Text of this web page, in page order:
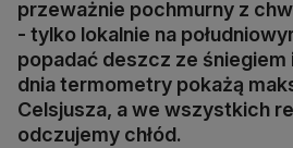
przeważnie pochmurny z
- tylko lokalnie na
popadać deszcz ze śniegiem
dnia termometry pokażą
Celsjusza, a we wszystkich
odczujemy chłód.